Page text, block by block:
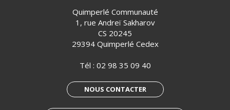
Quimperlé Communauté
1, rue Andreï Sakharov
CS 20245
29394 Quimperlé Cedex
Tél : 02 98 35 09 40
NOUS CONTACTER